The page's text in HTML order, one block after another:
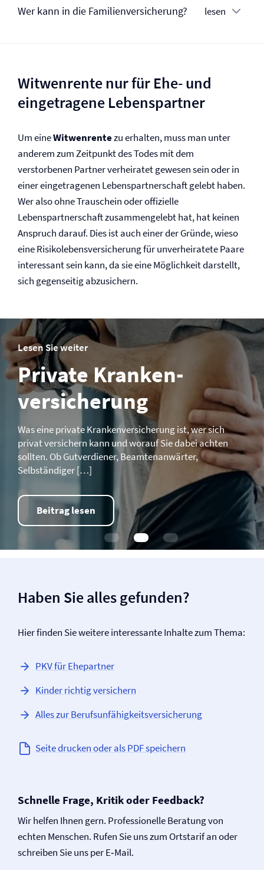
Wer kann in die Familien­versicherung? lesen
Witwenrente nur für Ehe- und
eingetragene Lebenspartner
Um eineWitwenrentezu erhalten, muss man unter
anderem zum Zeitpunkt des Todes mit dem
verstorbenen Partner verheiratet gewesen sein oder in
einer eingetragenen Lebenspartnerschaft gelebt haben.
Wer also ohne Trauschein oder offizielle
Lebenspartnerschaft zusammengelebt hat, hat keinen
Anspruch darauf. Dies ist auch einer der Gründe, wieso
eine Risikolebens­versicherung für unverheiratete Paare
interessant sein kann, da sie eine Möglichkeit darstellt,
sich gegenseitig abzusichern.
Lesen Sie weiter
Private Kranken­­
versicherung
Was eine private Kranken­­versicherung ist, wer sich
privat versichern kann und worauf Sie dabei achten
sollten. Ob Gutverdiener, Beamtenanwärter,
Selbständiger […]
Beitrag lesen
Haben Sie alles gefunden?
Hier finden Sie weitere interessante Inhalte zum Thema:
PKV für Ehepartner
Kinder richtig versichern
Alles zur Berufs­unfähigkeits­versicherung
Seite drucken oder als PDF speichern
Schnelle Frage, Kritik oder Feedback?
Wir helfen Ihnen gern. Professionelle Beratung von
echten Menschen. Rufen Sie uns zum Ortstarif an oder
schreiben Sie uns per E‑Mail.